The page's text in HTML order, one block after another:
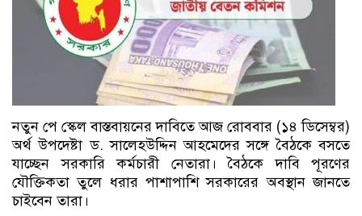
নতুন পে স্কেল বাস্তবায়নের দাবিতে আজ রোববার (১৪ ডিসেম্বর)
অর্থ উপদেষ্টা ড. সালেহউদ্দিন আহমেদের সঙ্গে বৈঠকে বসতে
যাচ্ছেন সরকারি কর্মচারী নেতারা। বৈঠকে দাবি পূরণের
যৌক্তিকতা তুলে ধরার পাশাপাশি সরকারের অবস্থান জানতে
চাইবেন তারা।